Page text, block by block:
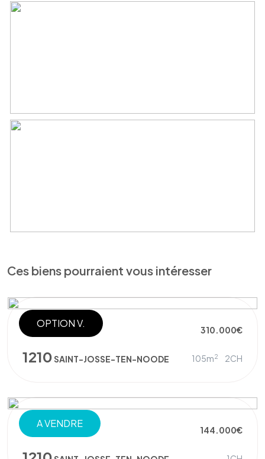
Ces biens pourraient vous intéresser
OPTION V.
DUPLEX 310.000€
1210SAINT-JOSSE-TEN-NOODE 105m2 2CH
A VENDRE
STUDIO 144.000€